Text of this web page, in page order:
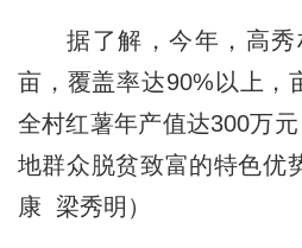
据了解，今年，高秀
亩，覆盖率达90%以上，
全村红薯年产值达300万
地群众脱贫致富的特色优
康 梁秀明）